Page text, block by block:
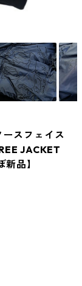
スフェイス
JACKET
品】